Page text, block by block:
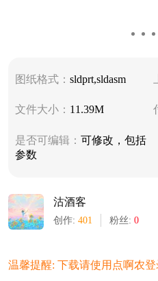
图纸格式： sldprt,sldasm
文件大小： 11.39M
是否可编辑： 可修改，包括
参数
沽酒客
创作: 401 粉丝: 0
温馨提醒: 下载请使用点啊农